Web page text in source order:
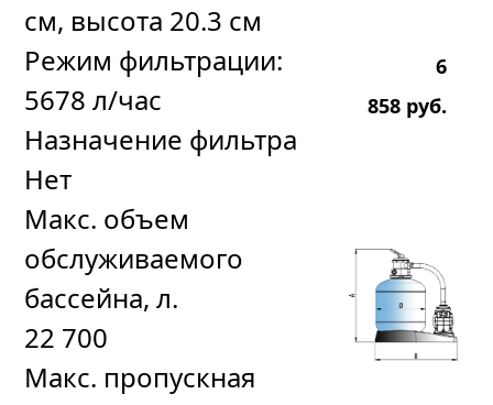
см, высота 20.3 см
Режим фильтрации:
5678 л/час
Назначение фильтра
Нет
Макс. объем
обслуживаемого
бассейна, л.
22 700
Макс. пропускная
6
858 руб.